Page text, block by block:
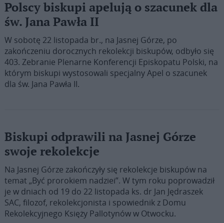
Polscy biskupi apelują o szacunek dla
św. Jana Pawła II
W sobotę 22 listopada br., na Jasnej Górze, po
zakończeniu dorocznych rekolekcji biskupów, odbyło się
403. Zebranie Plenarne Konferencji Episkopatu Polski, na
którym biskupi wystosowali specjalny Apel o szacunek
dla św. Jana Pawła II.
Biskupi odprawili na Jasnej Górze
swoje rekolekcje
Na Jasnej Górze zakończyły się rekolekcje biskupów na
temat „Być prorokiem nadziei”. W tym roku poprowadził
je w dniach od 19 do 22 listopada ks. dr Jan Jędraszek
SAC, filozof, rekolekcjonista i spowiednik z Domu
Rekolekcyjnego Księży Pallotynów w Otwocku.